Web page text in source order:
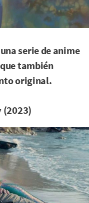
serie de anime
también
original.